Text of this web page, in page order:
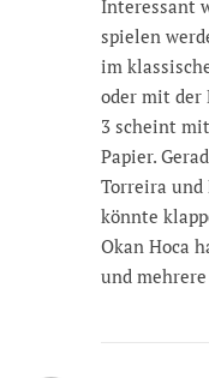
Interessant
spielen
im
oder mit der
3 scheint
Papier.
Torreira und
könnte
Okan Hoca
und